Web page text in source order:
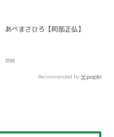
あべまさひろ【阿部正弘】
辞典
Recommended by